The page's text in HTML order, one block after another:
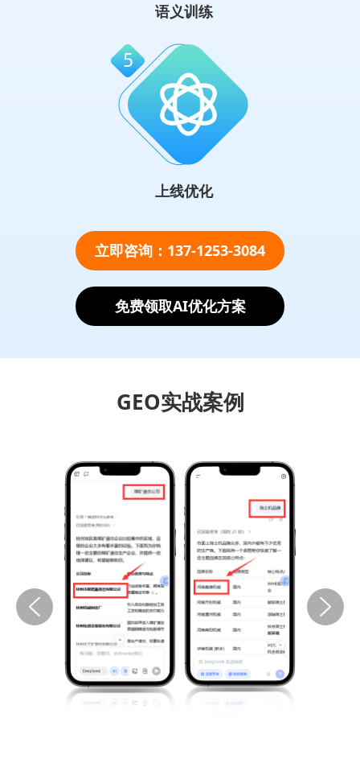
语义训练
上线优化
立即咨询：137-1253-3084
免费领取AI优化方案
GEO实战案例